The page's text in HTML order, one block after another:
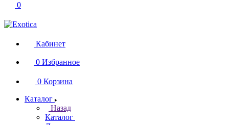
0
Кабинет
0 Избранное
0 Корзина
Каталог
Назад
Каталог